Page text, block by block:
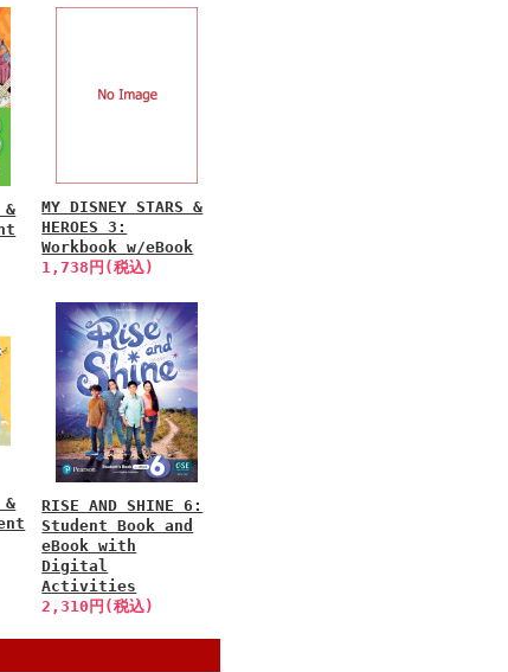
&
MY DISNEY STARS &
HEROES 3:
Workbook w/eBook
1,738円(税込)
&
RISE AND SHINE 6:
Student Book and
eBook with
Digital
Activities
2,310円(税込)